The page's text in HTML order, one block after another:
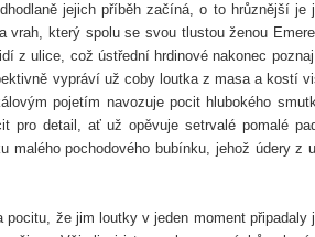
jejich příběh začíná, o to hrůznější je
který spolu se svou tlustou ženou
z ulice, což ústřední hrdinové nakonec
vypráví už coby loutka z masa a kostí
pojetím navozuje pocit hlubokého
pro detail, ať už opěvuje setrvalé pomalé
pochodového bubínku, jehož údery z
že jim loutky v jeden moment připadaly